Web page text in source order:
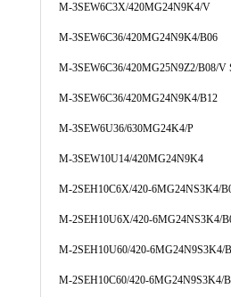
M-3SEW6C3X/420MG24N9K4/V
M-3SEW6C36/420MG24N9K4/B06
M-3SEW6C36/420MG25N9Z2/B08/V
M-3SEW6C36/420MG24N9K4/B12
M-3SEW6U36/630MG24K4/P
M-3SEW10U14/420MG24N9K4
M-2SEH10C6X/420-6MG24NS3K4/
M-2SEH10U6X/420-6MG24NS3K4/
M-2SEH10U60/420-6MG24N9S3K4/
M-2SEH10C60/420-6MG24N9S3K4/